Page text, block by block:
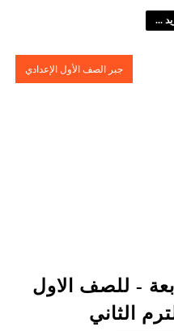
...
جبر الصف الأول الإعدادي
- للصف الاول
الثاني